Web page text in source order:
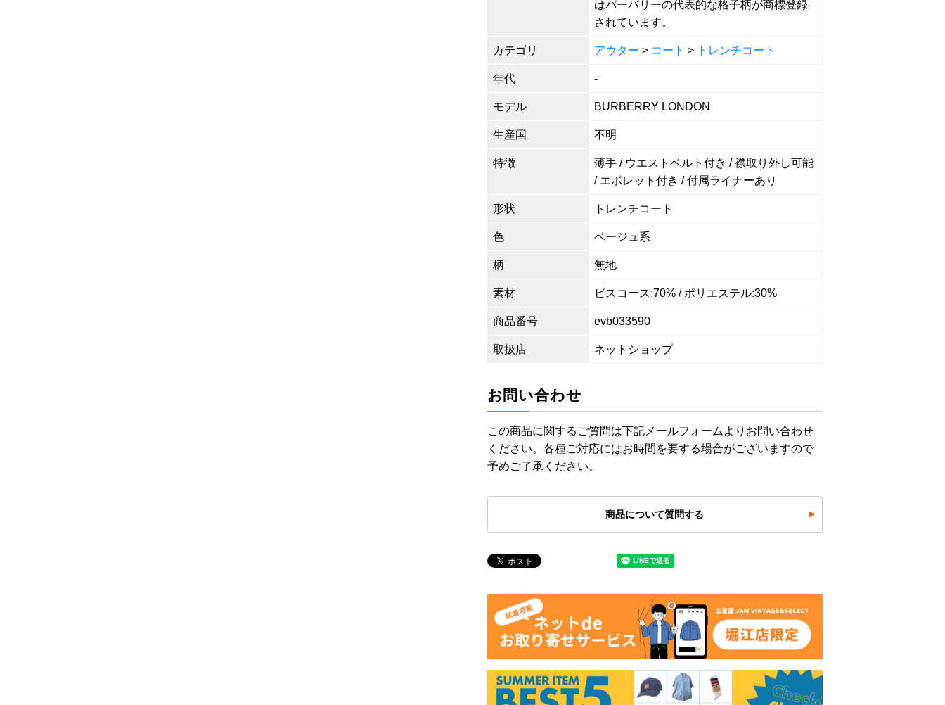
はバーバリーの代表的な格子柄が商標登録
されています。
カテゴリ アウター > コート > トレンチコート
年代 -
モデル BURBERRY LONDON
生産国 不明
特徴
薄手 / ウエストベルト付き / 襟取り外し可能
/ エポレット付き / 付属ライナーあり
形状 トレンチコート
色 ベージュ系
柄 無地
素材 ビスコース:70% / ポリエステル:30%
商品番号 evb033590
取扱店 ネットショップ
お問い合わせ
この商品に関するご質問は下記メールフォームよりお問い合わせ
ください。各種ご対応にはお時間を要する場合がございますので
予めご了承ください。
商品について質問する